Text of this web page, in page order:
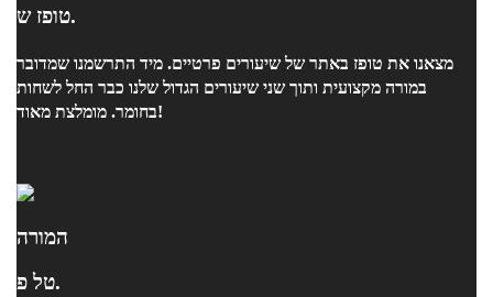
טופז ש.
מצאנו את טופז באתר של שיעורים פרטיים. מיד התרשמנו שמדובר
במורה מקצועית ותוך שני שיעורים הגדול שלנו כבר החל לשחות
בחומר. מומלצת מאוד!
המורה
טל פ.